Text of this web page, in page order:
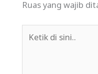
Ruas yang wajib